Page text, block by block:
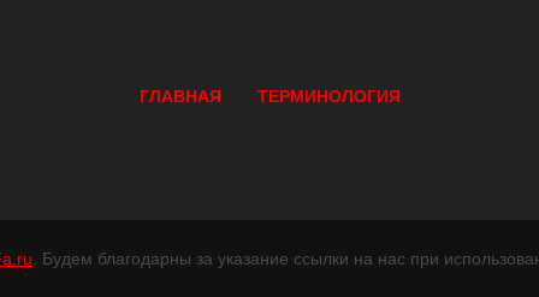
ГЛАВНАЯ ТЕРМИНОЛОГИЯ
. Будем благодарны за указание ссылки на нас при